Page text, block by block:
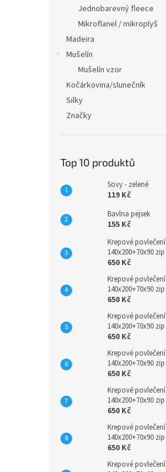
Jednobarevný fleece
Mikroflanel / mikroplyš
Madeira
Mušelín
Mušelín vzor
Kočárkovina/slunečník
Silky
Značky
Top 10 produktů
Sovy - zelené
119 Kč
Bavlna pejsek
155 Kč
Krepové povlečení
140x200+70x90 zip
650 Kč
Krepové povlečení
140x200+70x90 zip
650 Kč
Krepové povlečení
140x200+70x90 zip
650 Kč
Krepové povlečení
140x200+70x90 zip
650 Kč
Krepové povlečení
140x200+70x90 zip
650 Kč
Krepové povlečení
140x200+70x90 zip
650 Kč
Krepové povlečení